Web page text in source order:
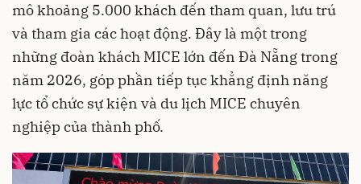
mô khoảng 5.000 khách đến tham quan, lưu trú
và tham gia các hoạt động. Đây là một trong
những đoàn khách MICE lớn đến Đà Nẵng trong
năm 2026, góp phần tiếp tục khẳng định năng
lực tổ chức sự kiện và du lịch MICE chuyên
nghiệp của thành phố.